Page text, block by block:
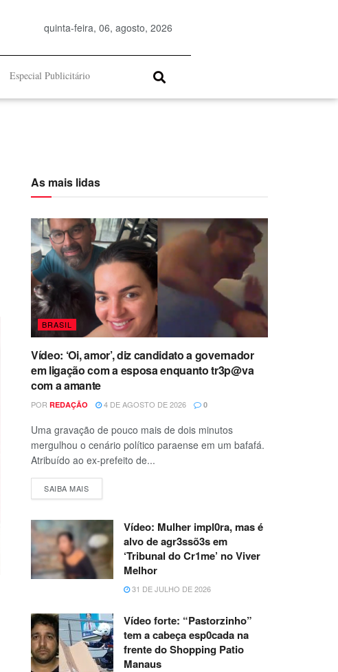
quinta-feira, 06, agosto, 2026
Especial Publicitário
As mais lidas
BRASIL
Vídeo: ‘Oi, amor’, diz candidato a governador
em ligação com a esposa enquanto tr3p@va
com a amante
POR REDAÇÃO 4 DE AGOSTO DE 2026 0
Uma gravação de pouco mais de dois minutos
mergulhou o cenário político paraense em um bafafá.
Atribuído ao ex-prefeito de...
SAIBA MAIS
Vídeo: Mulher impl0ra, mas é
alvo de agr3ssõ3s em
‘Tribunal do Cr1me’ no Viver
Melhor
31 DE JULHO DE 2026
Vídeo forte: “Pastorzinho”
tem a cabeça esp0cada na
frente do Shopping Patio
Manaus